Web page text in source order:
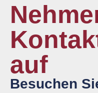
auf
Besuchen